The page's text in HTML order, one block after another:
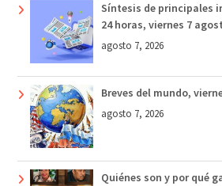
Síntesis de principales
24 horas, viernes 7
agosto 7, 2026
Breves del mundo,
agosto 7, 2026
Quiénes son y por qué